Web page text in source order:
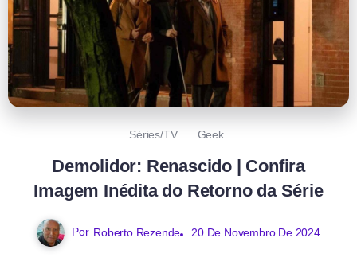
Séries/TV Geek
Demolidor: Renascido | Confira
Imagem Inédita do Retorno da Série
Por Roberto Rezende 20 De Novembro De 2024